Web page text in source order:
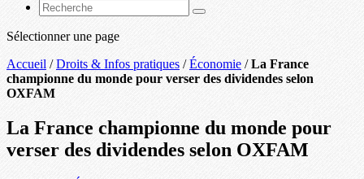
Sélectionner une page
Accueil /Droits & Infos pratiques /Économie /La France
championne du monde pour verser des dividendes selon
OXFAM
La France championne du monde pour
verser des dividendes selon OXFAM